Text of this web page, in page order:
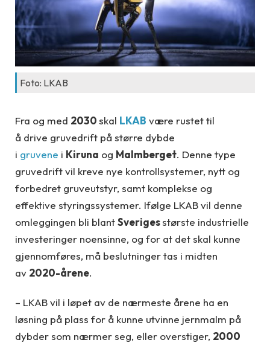
Foto: LKAB
Fra og med 2030skal LKAB være rustet til
å drive gruvedrift på større dybde
i gruvene i Kiruna og Malmberget. Denne type
gruvedrift vil kreve nye kontrollsystemer, nytt og
forbedret gruveutstyr, samt komplekse og
effektive styringssystemer. Ifølge LKAB vil denne
omleggingen bli blantSverigesstørste industrielle
investeringer noensinne, og for at det skal kunne
gjennomføres, må beslutninger tas i midten
av 2020-årene.
– LKAB vil i løpet av de nærmeste årene ha en
løsning på plass for å kunne utvinne jernmalm på
dybder som nærmer seg, eller overstiger, 2000